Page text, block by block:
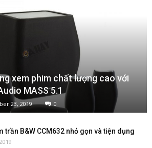
xem phim chất lượng cao với
MASS 5.1
23, 2019 0
trần B&W CCM632 nhỏ gọn và tiện dụng